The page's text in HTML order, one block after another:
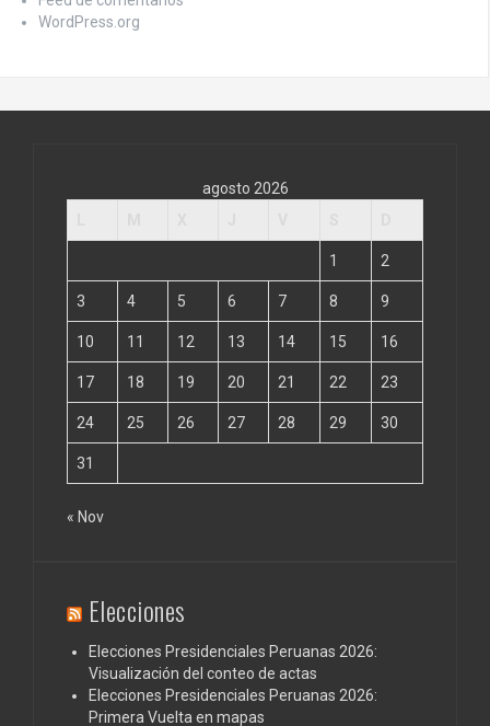
WordPress.org
agosto 2026
1 2
3 4 5 6 7 8 9
10 11 12 13 14 15 16
17 18 19 20 21 22 23
24 25 26 27 28 29 30
31
« Nov
Elecciones
Elecciones Presidenciales Peruanas 2026:
Visualización del conteo de actas
Elecciones Presidenciales Peruanas 2026:
Primera Vuelta en mapas